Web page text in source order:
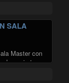
ese mes en
de
"CICLO DMUS
SALA
Master con
el concierto
dando
la esencia